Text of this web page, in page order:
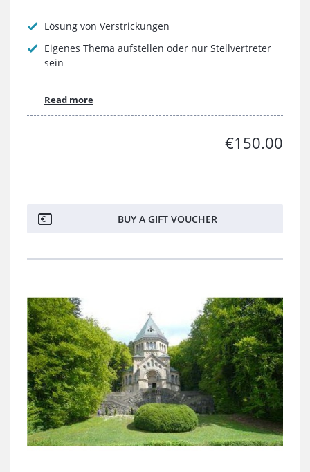
Lösung von Verstrickungen
Eigenes Thema aufstellen oder nur Stellvertreter
sein
Read more
€150.00
BUY A GIFT VOUCHER